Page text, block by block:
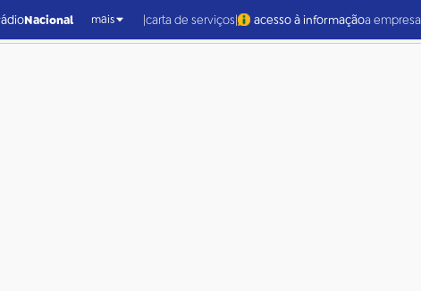
Nacional mais |carta de serviços| acesso à informaçãoa empresa